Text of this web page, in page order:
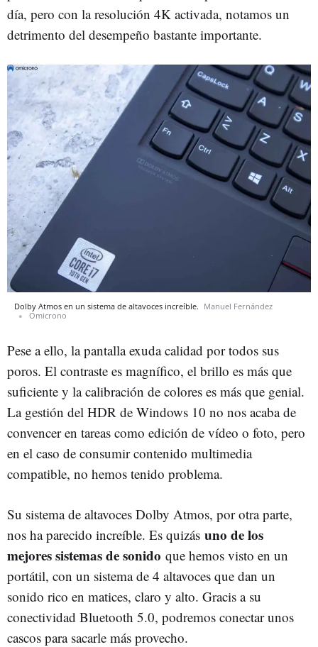
día, pero con la resolución 4K activada, notamos un
detrimento del desempeño bastante importante.
Dolby Atmos en un sistema de altavoces increíble. Manuel Fernández
Omicrono
Pese a ello, la pantalla exuda calidad por todos sus
poros. El contraste es magnífico, el brillo es más que
suficiente y la calibración de colores es más que genial.
La gestión del HDR de Windows 10 no nos acaba de
convencer en tareas como edición de vídeo o foto, pero
en el caso de consumir contenido multimedia
compatible, no hemos tenido problema.
Su sistema de altavoces Dolby Atmos, por otra parte,
nos ha parecido increíble. Es quizás uno de los
mejores sistemas de sonido que hemos visto en un
portátil, con un sistema de 4 altavoces que dan un
sonido rico en matices, claro y alto. Gracis a su
conectividad Bluetooth 5.0, podremos conectar unos
cascos para sacarle más provecho.